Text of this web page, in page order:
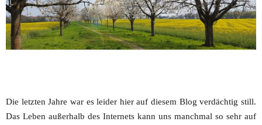
Die letzten Jahre war es leider hier auf diesem Blog verdächtig still.
Das Leben außerhalb des Internets kann uns manchmal so sehr auf